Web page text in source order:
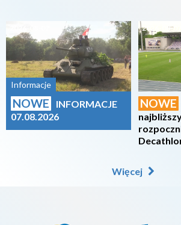
Informacje
NOWE
INFORMACJE
07.08.2026
2026-08-07
NOWE
Więcej